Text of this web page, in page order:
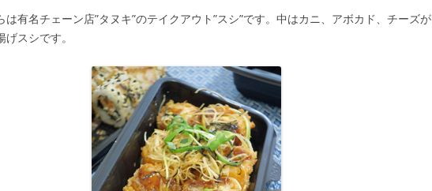
は有名チェーン店”タヌキ”のテイクアウト”スシ”です。中はカニ、アボカド、チーズが
スシです。